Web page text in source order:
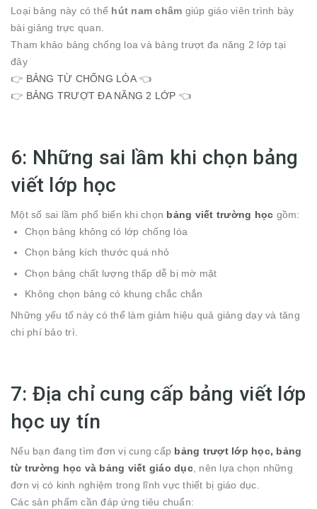
Loại bảng này có thể hút nam châm giúp giáo viên trình bày
bài giảng trực quan.
Tham khảo bảng chống loa và bảng trượt đa năng 2 lớp tại
đây
👉 BẢNG TỪ CHỐNG LÓA👈
👉 BẢNG TRƯỢT ĐA NĂNG 2 LỚP 👈
6: Những sai lầm khi chọn bảng
viết lớp học
Một số sai lầm phổ biến khi chọn bảng viết trường học gồm:
Chọn bảng không có lớp chống lóa
Chọn bảng kích thước quá nhỏ
Chọn bảng chất lượng thấp dễ bị mờ mặt
Không chọn bảng có khung chắc chắn
Những yếu tố này có thể làm giảm hiệu quả giảng dạy và tăng
chi phí bảo trì.
7: Địa chỉ cung cấp bảng viết lớp
học uy tín
Nếu bạn đang tìm đơn vị cung cấp bảng trượt lớp học, bảng
từ trường học và bảng viết giáo dục, nên lựa chọn những
đơn vị có kinh nghiệm trong lĩnh vực thiết bị giáo dục.
Các sản phẩm cần đáp ứng tiêu chuẩn: